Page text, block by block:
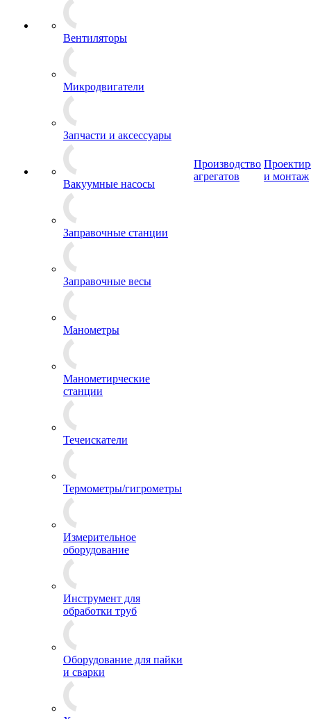
Вентиляторы
Микродвигатели
Запчасти и аксессуары
Вакуумные насосы
Заправочные станции
Заправочные весы
Манометры
Манометирческие
станции
Течеискатели
Термометры/гигрометры
Измерительное
оборудование
Инструмент для
обработки труб
Оборудование для пайки
и сварки
Производство
агрегатов
и монтаж